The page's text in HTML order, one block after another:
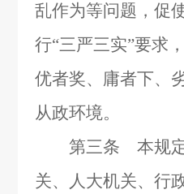
乱作为等问题，促
行“三严三实”要求
优者奖、庸者下、
从政环境。
第三条 本规定
关、人大机关、行